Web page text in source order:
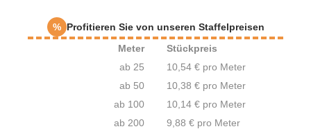
% Profitieren Sie von unseren Staffelpreisen
Meter
Stückpreis
ab 25
10,54 € pro Meter
ab 50
10,38 € pro Meter
ab 100
10,14 € pro Meter
ab 200
9,88 € pro Meter